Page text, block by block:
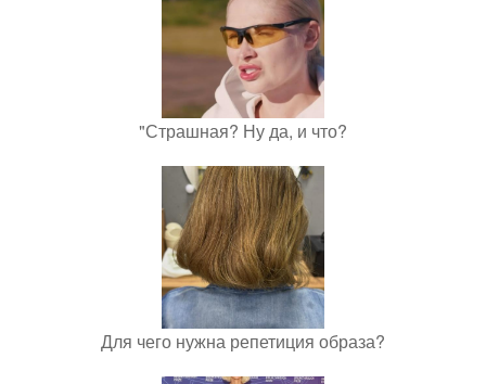
"Страшная? Ну да, и что?
Для чего нужна репетиция образа?